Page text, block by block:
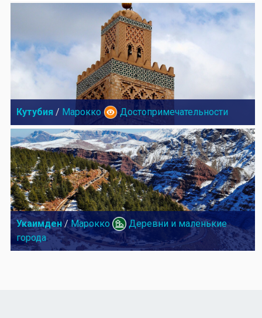
Кутубия / Марокко Достопримечательности
Укаимден/ Марокко
Деревни и маленькие
города